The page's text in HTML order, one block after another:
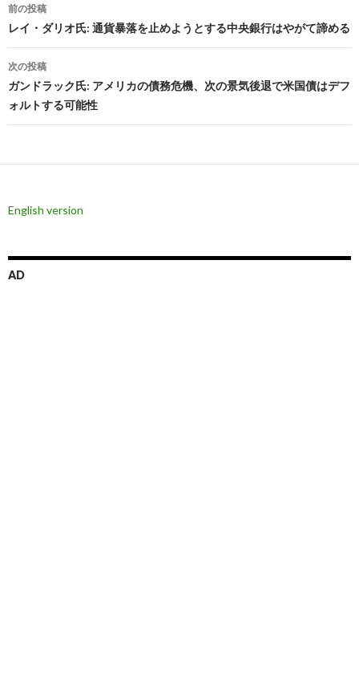
稿
ナ
ビ
ゲ
シ
前の投稿
レイ・ダリオ氏: 通貨暴落を止めようとする中央銀行はやがて諦める
次の投稿
ガンドラック氏: アメリカの債務危機、次の景気後退で米国債はデフ
ォルトする可能性
English version
AD